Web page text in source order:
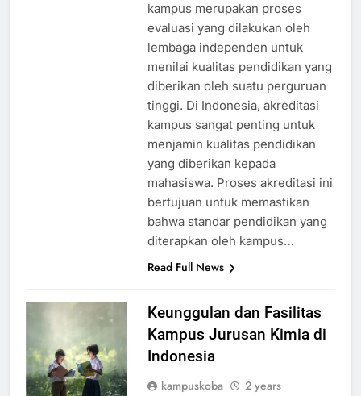
kampus merupakan proses
evaluasi yang dilakukan oleh
lembaga independen untuk
menilai kualitas pendidikan yang
diberikan oleh suatu perguruan
tinggi. Di Indonesia, akreditasi
kampus sangat penting untuk
menjamin kualitas pendidikan
yang diberikan kepada
mahasiswa. Proses akreditasi ini
bertujuan untuk memastikan
bahwa standar pendidikan yang
diterapkan oleh kampus…
Read Full News
Keunggulan dan Fasilitas
Kampus Jurusan Kimia di
Indonesia
kampuskoba
2 years